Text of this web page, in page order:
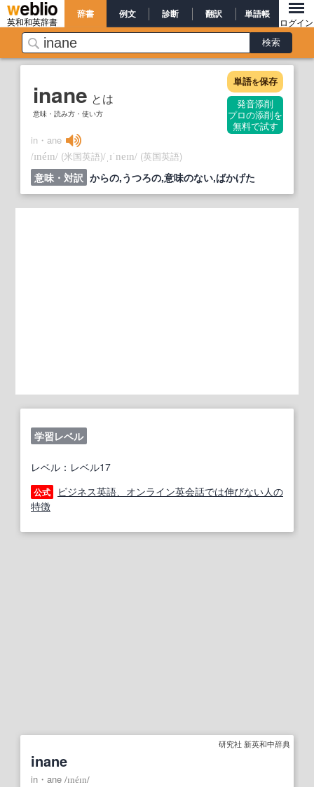
英和和英辞書
辞書 例文 診断 翻訳 単語帳
ログイン
inane とは
意味・読み方・使い方
単語を保存
発音添削
プロの添削を
無料で試す
in・ane
/ɪnéɪn/ (米国英語)/ ˌɪˈneɪn/ (英国英語)
意味・対訳 からの,うつろの,意味のない,ばかげた
学習レベル
レベル：レベル17
公式
ビジネス英語、オンライン英会話では伸びない人の
特徴
研究社 新英和中辞典
inane
in・ane /ɪnéɪn/